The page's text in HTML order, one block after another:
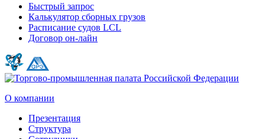
Быстрый запрос
Калькулятор сборных грузов
Расписание судов LCL
Договор он-лайн
О компании
Презентация
Структура